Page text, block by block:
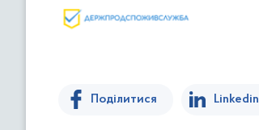
Поділитися Linkedin